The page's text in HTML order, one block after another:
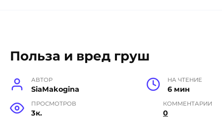
Польза и вред груш
АВТОР
SiaMakogina
НА ЧТЕНИЕ
6 мин
ПРОСМОТРОВ
3к.
КОММЕНТАРИИ
0